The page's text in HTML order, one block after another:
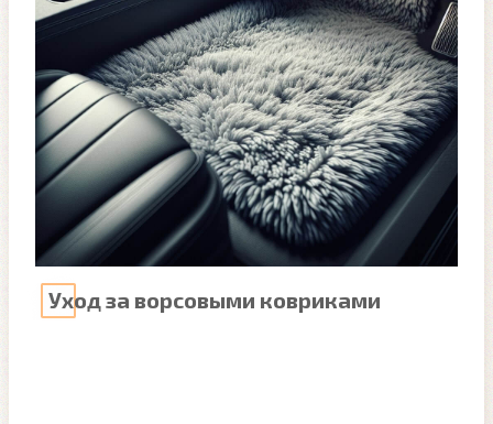
Уход за ворсовыми ковриками